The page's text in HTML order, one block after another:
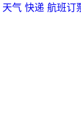
天气 快递 航班订